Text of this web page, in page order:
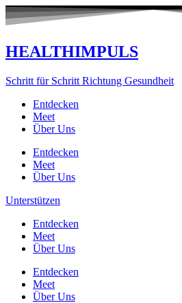
Zum
Inhalt
HEALTHIMPULS
Schritt für Schritt Richtung Gesundheit
Entdecken
Meet
Über Uns
Entdecken
Meet
Über Uns
Unterstützen
Entdecken
Meet
Über Uns
Entdecken
Meet
Über Uns